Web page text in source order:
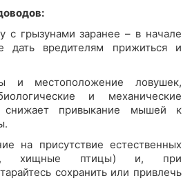
с грызунами заранее – в начале
дать вредителям прижиться и
и местоположение ловушек,
и механические
привыкание мышей к
на присутствие естественных
хищные птицы) и, при
сохранить или привлечь